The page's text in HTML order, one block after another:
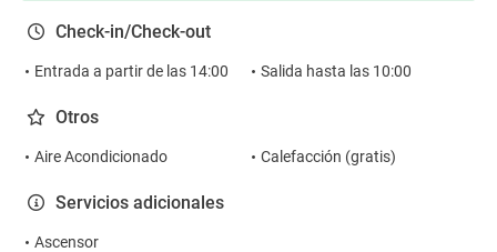
Check-in/Check-out
Entrada a partir de las 14:00 Salida hasta las 10:00
Otros
Aire Acondicionado Calefacción (gratis)
Servicios adicionales
Ascensor